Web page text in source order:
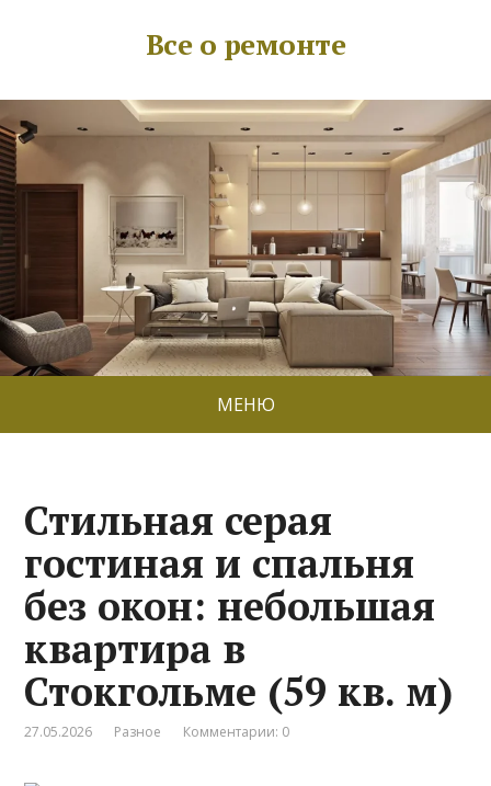
Все о ремонте
МЕНЮ
Стильная серая
гостиная и спальня
без окон: небольшая
квартира в
Стокгольме (59 кв. м)
27.05.2026 Разное Комментарии: 0